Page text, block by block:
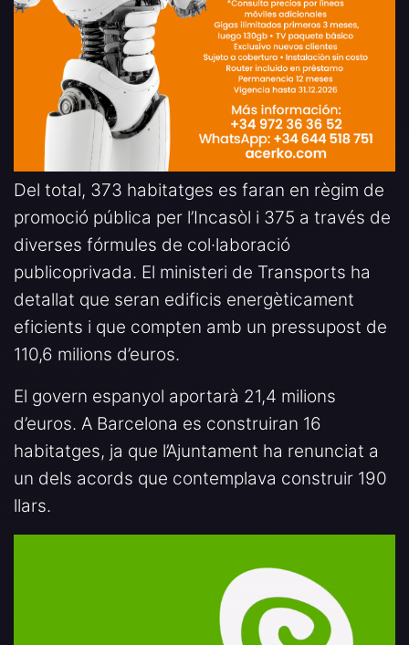
Del total, 373 habitatges es faran en règim de
promoció pública per l’Incasòl i 375 a través de
diverses fórmules de col·laboració
publicoprivada. El ministeri de Transports ha
detallat que seran edificis energèticament
eficients i que compten amb un pressupost de
110,6 milions d’euros.
El govern espanyol aportarà 21,4 milions
d’euros. A Barcelona es construiran 16
habitatges, ja que l’Ajuntament ha renunciat a
un dels acords que contemplava construir 190
llars.